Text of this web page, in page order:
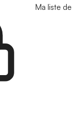
Ma liste de